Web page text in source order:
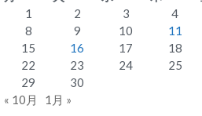
1
2 3 4
8
9 10 11
15
16 17 18
22
23 24 25
29
30
« 10月
1月 »